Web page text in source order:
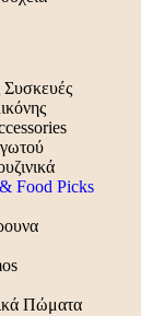
Συσκευές
Food Picks
Πώματα